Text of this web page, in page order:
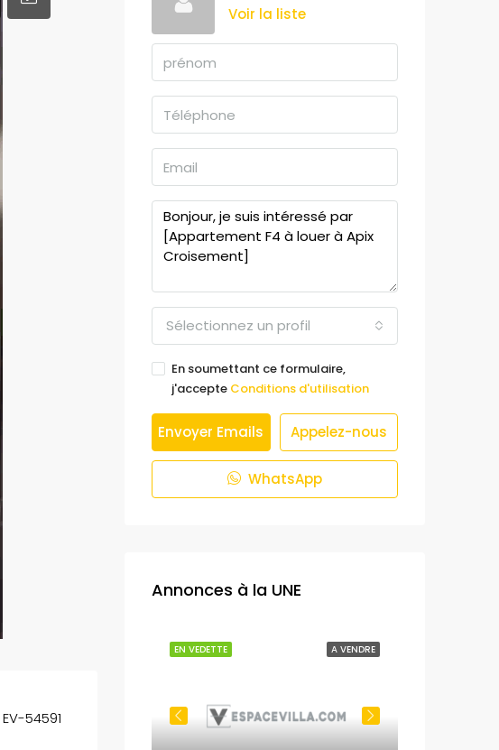
EV-54591
Voir la liste
Sélectionnez un profil
En soumettant ce formulaire,
j'accepte Conditions d'utilisation
Envoyer Emails Appelez-nous
WhatsApp
Annonces à la UNE
A VENDRE
EN VEDETTE